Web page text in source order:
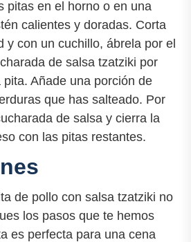
pitas en el horno o en una
calientes y doradas. Corta
y con un cuchillo, ábrela por el
de salsa tzatziki por
Añade una porción de
que has salteado. Por
de salsa y cierra la
con las pitas restantes.
de pollo con salsa tzatziki no
los pasos que te hemos
es perfecta para una cena